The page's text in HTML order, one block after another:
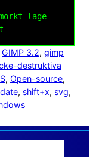
läge
GIMP 3.2, gimp
destruktiva
, Open-source
, shift+x, svg